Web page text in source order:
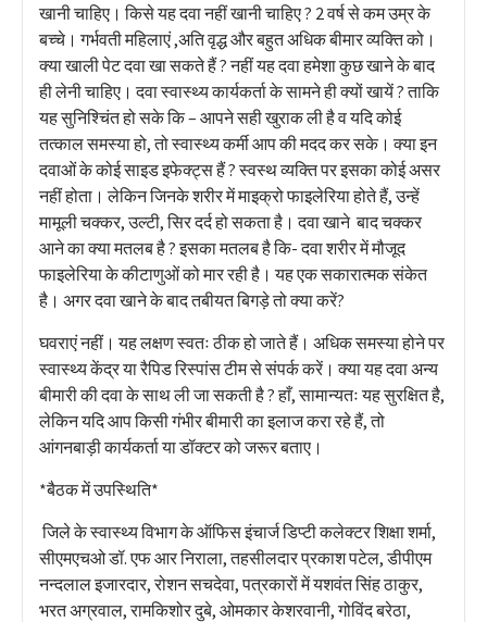
खानी चाहिए। किसे यह दवा नहीं खानी चाहिए ? 2 वर्ष से कम उम्र के
बच्चे। गर्भवती महिलाएं ,अति वृद्ध और बहुत अधिक बीमार व्यक्ति को।
क्या खाली पेट दवा खा सकते हैं ? नहीं यह दवा हमेशा कुछ खाने के बाद
ही लेनी चाहिए। दवा स्वास्थ्य कार्यकर्ता के सामने ही क्यों खायें ? ताकि
यह सुनिश्चिंत हो सके कि – आपने सही खुराक ली है व यदि कोई
तत्काल समस्या हो, तो स्वास्थ्य कर्मी आप की मदद कर सके। क्या इन
दवाओं के कोई साइड इफेक्ट्स हैं ? स्वस्थ व्यक्ति पर इसका कोई असर
नहीं होता। लेकिन जिनके शरीर में माइक्रो फाइलेरिया होते हैं, उन्हें
मामूली चक्कर, उल्टी, सिर दर्द हो सकता है। दवा खाने बाद चक्कर
आने का क्या मतलब है ? इसका मतलब है कि- दवा शरीर में मौजूद
फाइलेरिया के कीटाणुओं को मार रही है। यह एक सकारात्मक संकेत
है। अगर दवा खाने के बाद तबीयत बिगड़े तो क्या करें?
घवराएं नहीं। यह लक्षण स्वतः ठीक हो जाते हैं। अधिक समस्या होने पर
स्वास्थ्य केंद्र या रैपिड रिस्पांस टीम से संपर्क करें। क्या यह दवा अन्य
बीमारी की दवा के साथ ली जा सकती है ? हाँ, सामान्यतः यह सुरक्षित है,
लेकिन यदि आप किसी गंभीर बीमारी का इलाज करा रहे हैं, तो
आंगनबाड़ी कार्यकर्ता या डॉक्टर को जरूर बताए।
*बैठक में उपस्थिति*
जिले के स्वास्थ्य विभाग के ऑफिस इंचार्ज डिप्टी कलेक्टर शिक्षा शर्मा,
सीएमएचओ डॉ. एफ आर निराला, तहसीलदार प्रकाश पटेल, डीपीएम
नन्दलाल इजारदार, रोशन सचदेवा, पत्रकारों में यशवंत सिंह ठाकुर,
भरत अग्रवाल, रामकिशोर दुबे, ओमकार केशरवानी, गोविंद बरेठा,